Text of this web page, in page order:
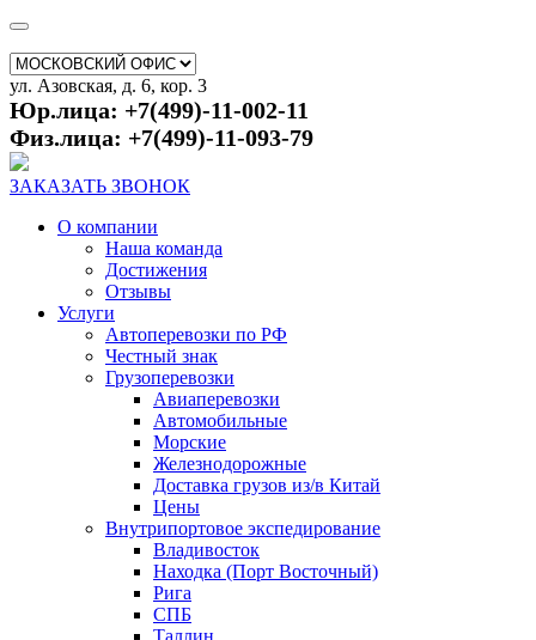
ул. Азовская, д. 6, кор. 3
Юр.лица: +7(499)-11-002-11
Физ.лица: +7(499)-11-093-79
ЗАКАЗАТЬ ЗВОНОК
О компании
Наша команда
Достижения
Отзывы
Услуги
Автоперевозки по РФ
Честный знак
Грузоперевозки
Авиаперевозки
Автомобильные
Морские
Железнодорожные
Доставка грузов из/в Китай
Цены
Внутрипортовое экспедирование
Владивосток
Находка (Порт Восточный)
Рига
СПБ
Таллин